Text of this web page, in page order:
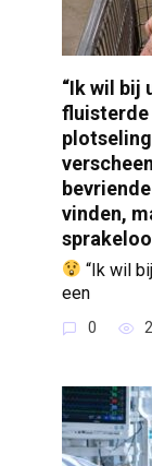
“Ik wil bij
fluisterde
vinden,
“Ik wil
een
0 2